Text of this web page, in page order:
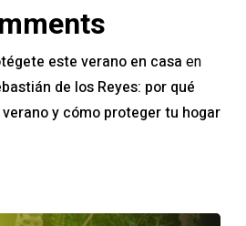
este verano en casa en
de los Reyes: por qué
y cómo proteger tu hogar